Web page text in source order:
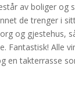
av boliger og
de trenger i
og gjestehus,
Fantastisk! Alle
en takterrasse